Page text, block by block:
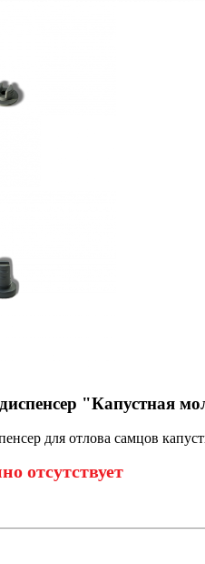
"Капустная
для отлова самцов
отсутствует